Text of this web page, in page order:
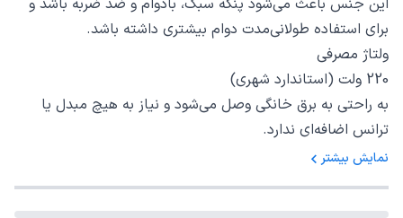
برای استفاده طولانی‌مدت دوام بیشتری داشته باشد.
ولتاژ مصرفی
220 ولت (استاندارد شهری)
به راحتی به برق خانگی وصل می‌شود و نیاز به هیچ مبدل یا
ترانس اضافه‌ای ندارد.
نمایش بیشتر